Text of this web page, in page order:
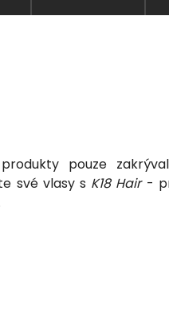
pouze
své vlasy s K18 Hair-